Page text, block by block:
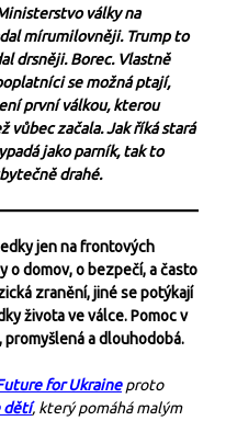
války na
mírumilovněji. Trump to
drsněji. Borec. Vlastně
se možná ptají,
první válkou, kterou
začala. Jak říká stará
jako parník, tak to
drahé.
jen na frontových
o domov, o bezpečí, a často
zranění, jiné se potýkají
života ve válce. Pomoc v
a dlouhodobá.
for Ukraineproto
dětí, který pomáhá malým